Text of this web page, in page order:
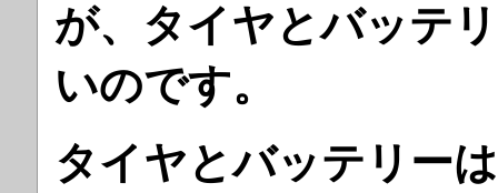
が、タイヤとバッテ
いのです。
タイヤとバッテリー